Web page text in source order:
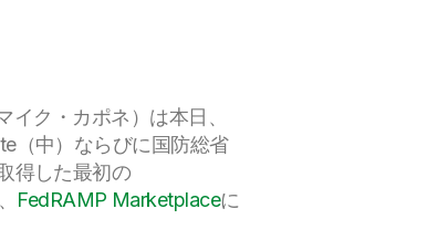
ク・カポネ）は本日、
（中）ならびに国防総省
得した最初の
FedRAMP Marketplaceに